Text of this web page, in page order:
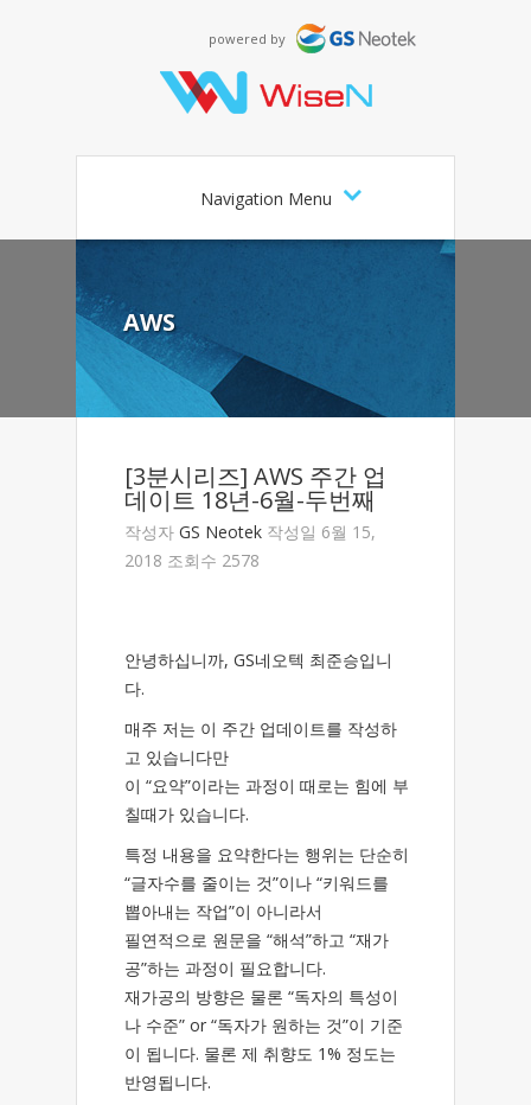
powered by
Navigation Menu
AWS
[3분시리즈] AWS 주간 업
데이트 18년-6월-두번째
작성자 GS Neotek 작성일 6월 15,
2018 조회수 2578
안녕하십니까, GS네오텍 최준승입니
다.
매주 저는 이 주간 업데이트를 작성하
고 있습니다만
이 “요약”이라는 과정이 때로는 힘에 부
칠때가 있습니다.
특정 내용을 요약한다는 행위는 단순히
“글자수를 줄이는 것”이나 “키워드를
뽑아내는 작업”이 아니라서
필연적으로 원문을 “해석”하고 “재가
공”하는 과정이 필요합니다.
재가공의 방향은 물론 “독자의 특성이
나 수준” or “독자가 원하는 것”이 기준
이 됩니다. 물론 제 취향도 1% 정도는
반영됩니다.